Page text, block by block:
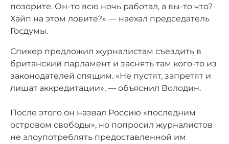
позорите. Он-то всю ночь работал, а вы-то что?
Хайп на этом ловите?» — наехал председатель
Госдумы.
Спикер предложил журналистам съездить в
британский парламент и заснять там кого-то из
законодателей спящим. «Не пустят, запретят и
лишат аккредитации», — объяснил Володин.
После этого он назвал Россию «последним
островом свободы», но попросил журналистов
не злоупотреблять предоставленной им